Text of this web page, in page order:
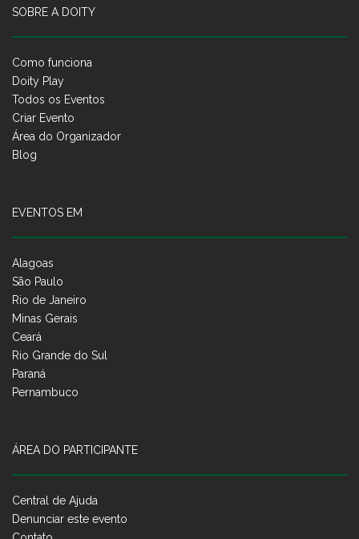
SOBRE A DOITY
Como funciona
Doity Play
Todos os Eventos
Criar Evento
Área do Organizador
Blog
EVENTOS EM
Alagoas
São Paulo
Rio de Janeiro
Minas Gerais
Ceará
Rio Grande do Sul
Paraná
Pernambuco
ÁREA DO PARTICIPANTE
Central de Ajuda
Denunciar este evento